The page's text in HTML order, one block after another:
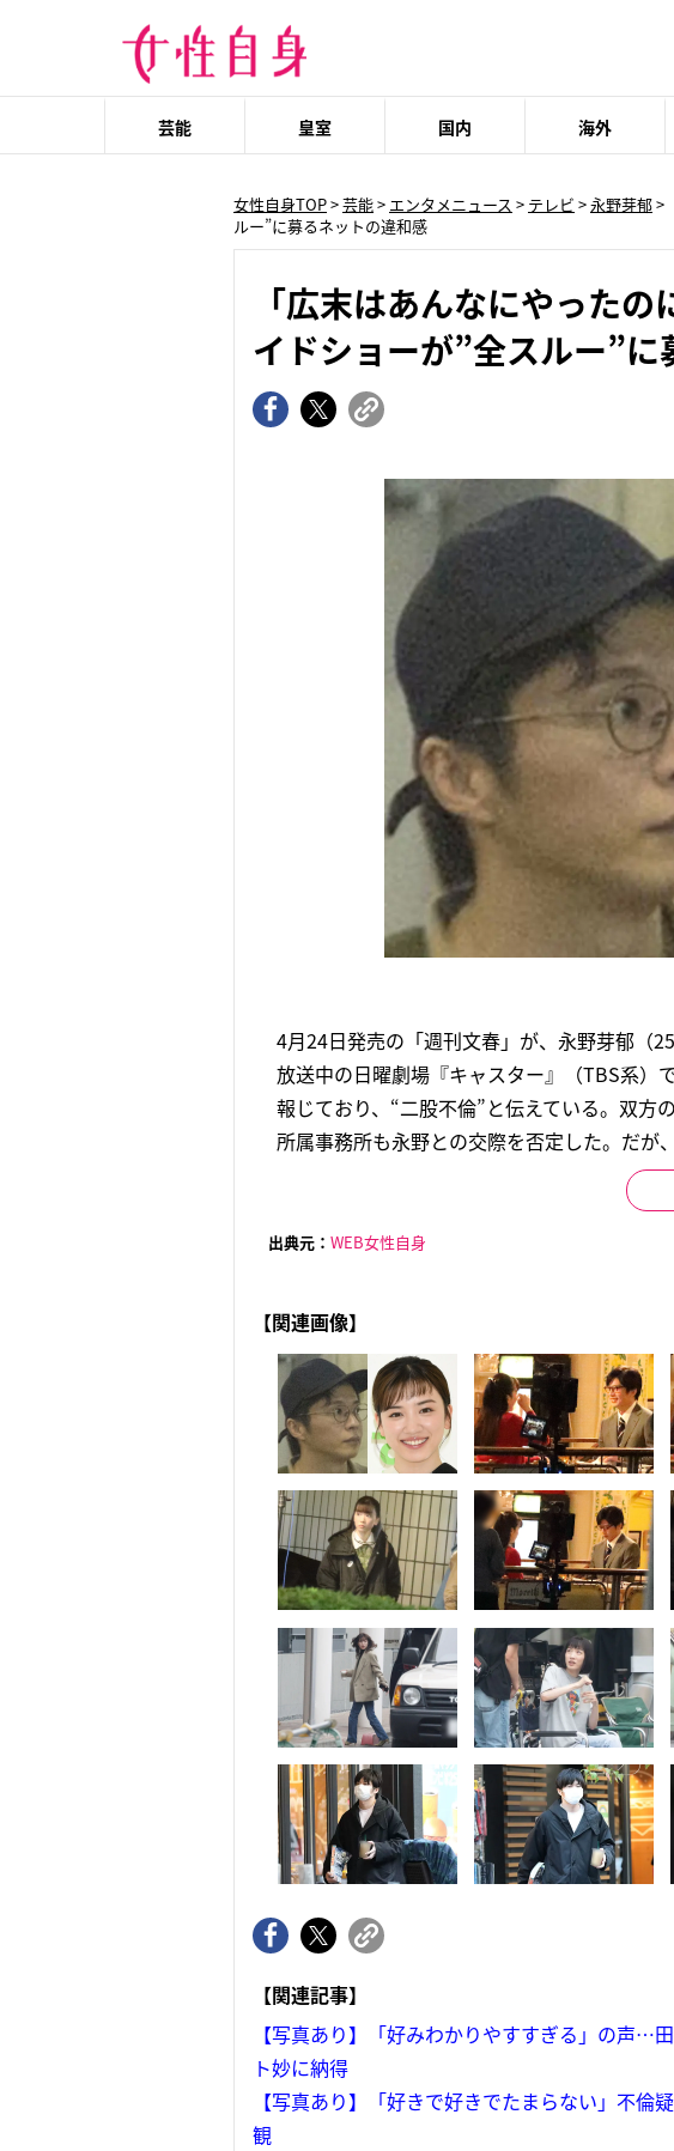
芸能 皇室 国内 海外
女性自身TOP>芸能> エンタメニュース > テレビ >永野芽郁>
ルー”に募るネットの違和感
「広末はあんなにやった
イドショーが”全スルー”
4月24日発売の「週刊文春」が、永野芽郁（
放送中の日曜劇場『キャスター』（TBS系）
報じており、“二股不倫”と伝えている。双方
所属事務所も永野との交際を否定した。だが
出典元： WEB女性自身
【関連画像】
【関連記事】
【写真あり】「好みわかりやすすぎる」の声
ト妙に納得
【写真あり】「好きで好きでたまらない」不
観